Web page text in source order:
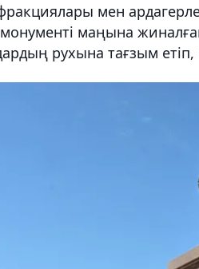
мен
маңына
рухына тағзым етіп,